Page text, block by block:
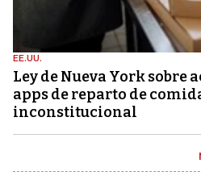
EE.UU.
Ley de Nueva York sobre
apps de reparto de
inconstitucional